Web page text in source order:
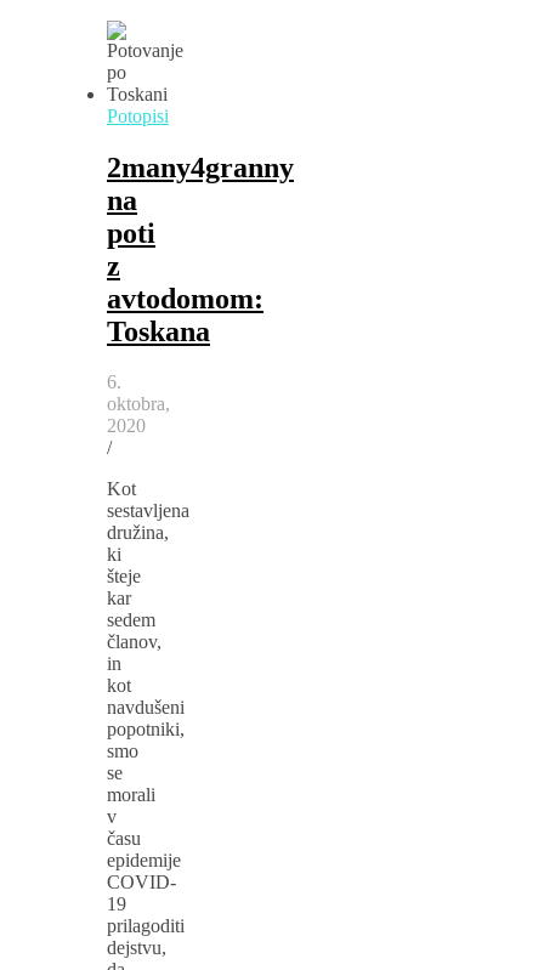
Potopisi
2many4granny
na
poti
z
avtodomom:
Toskana
6.
oktobra,
2020
/
Kot
sestavljena
družina,
ki
šteje
kar
sedem
članov,
in
kot
navdušeni
popotniki,
smo
se
morali
v
času
epidemije
COVID-
19
prilagoditi
dejstvu,